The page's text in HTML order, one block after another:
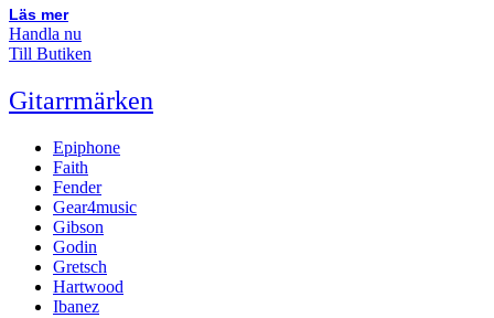
Läs mer
Handla nu
Till Butiken
Gitarrmärken
Epiphone
Faith
Fender
Gear4music
Gibson
Godin
Gretsch
Hartwood
Ibanez